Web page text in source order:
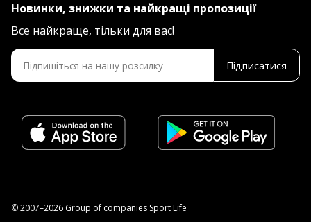
Новинки, знижки та найкращі пропозиції
Все найкраще, тільки для вас!
Підписатися
© 2007–2026 Group of companies Sport Life